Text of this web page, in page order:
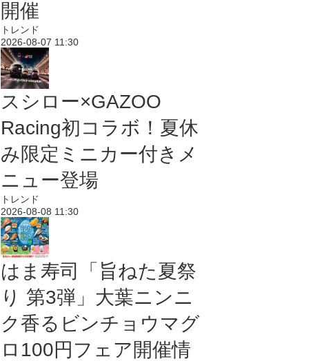
開催
トレンド
2026-08-07 11:30
スシロー×GAZOO
Racing初コラボ！夏休
み限定ミニカー付きメ
ニュー登場
トレンド
2026-08-08 11:30
はま寿司「旨ねた夏祭
り 第3弾」大葉ニンニ
ク香るビンチョウマグ
ロ100円フェア開催情